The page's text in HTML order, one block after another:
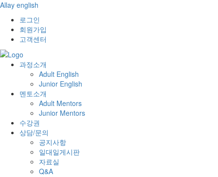
Allay english
로그인
회원가입
고객센터
과정소개
Adult English
Junior English
멘토소개
Adult Mentors
Junior Mentors
수강권
상담/문의
공지사항
일대일게시판
자료실
Q&A